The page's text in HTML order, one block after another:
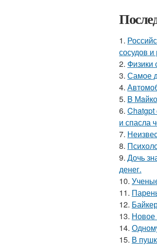
1.
сосудов
2. Физики
3. Самое
4.
5. B
6. Chatgpt
и спасла
7.
8.
9. Дочь
денег.
10.
11.
12.
13. Новое
14.
15. В